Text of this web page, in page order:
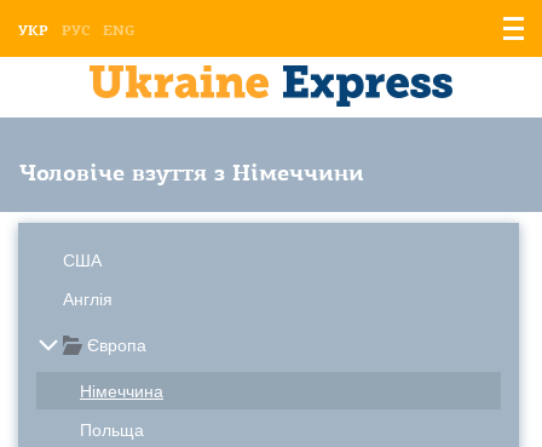
УКР РУС ENG
Чоловіче взуття з Німеччини
США
Англія
Європа
Німеччина
Польща